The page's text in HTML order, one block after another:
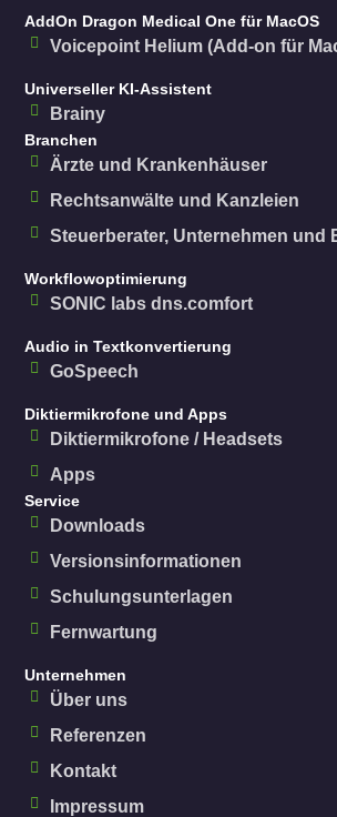
AddOn Dragon Medical One für MacOS
Voicepoint Helium (Add-on für
Universeller KI-Assistent
Brainy
Branchen
Ärzte und Krankenhäuser
Rechtsanwälte und Kanzleien
Steuerberater, Unternehmen und
Workflowoptimierung
SONIC labs dns.comfort
Audio in Textkonvertierung
GoSpeech
Diktiermikrofone und Apps
Diktiermikrofone / Headsets
Apps
Service
Downloads
Versionsinformationen
Schulungsunterlagen
Fernwartung
Unternehmen
Über uns
Referenzen
Kontakt
Impressum